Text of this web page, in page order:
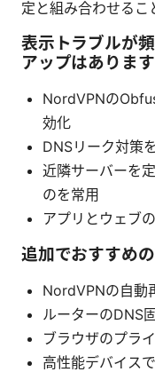
定と組み合わせるこ
表示トラブルが
アップはありま
NordVPNの
効化
DNSリーク対策
近隣サーバーを
のを常用
アプリとウェブ
追加でおすすめ
NordVPNの自動
ルーターのDNS
ブラウザのプラ
高性能デバイス